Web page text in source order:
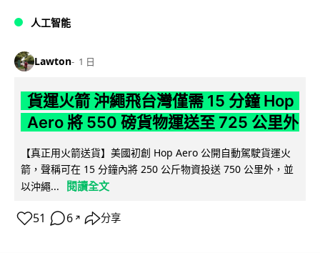
人工智能
Lawton 1 日
貨運火箭 沖繩飛台灣僅需 15 分鐘 Hop
Aero 將 550 磅貨物運送至 725 公里外
【真正用火箭送貨】美國初創 Hop Aero 公開自動駕駛貨運火
箭，聲稱可在 15 分鐘內將 250 公斤物資投送 750 公里外，並
以沖繩...
閱讀全文
51 6 ↗ 分享